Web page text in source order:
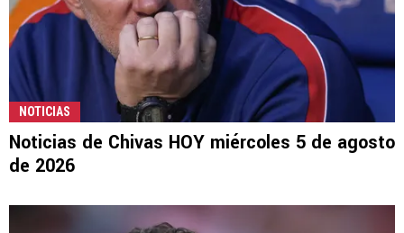
NOTICIAS
Noticias de Chivas HOY miércoles 5 de agosto
de 2026